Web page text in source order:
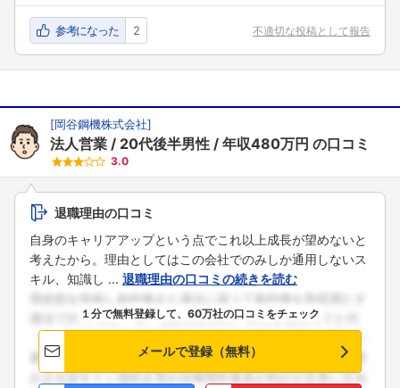
参考になった 2 不適切な投稿として報告
[岡谷鋼機株式会社]
法人営業 20代後半男性 年収480万円 の口コミ
3.0
退職理由の口コミ
自身のキャリアアップという点でこれ以上成長が望めないと
考えたから。理由としてはこの会社でのみしか通用しないス
キル、知識し ... 退職理由の口コミの続きを読む
１分で無料登録して、60万社の口コミをチェック
メールで登録（無料）